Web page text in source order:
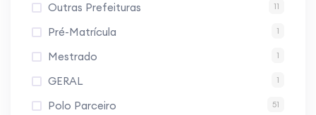
Outras Prefeituras 11
Pré-Matrícula 1
Mestrado 1
GERAL 1
Polo Parceiro 51